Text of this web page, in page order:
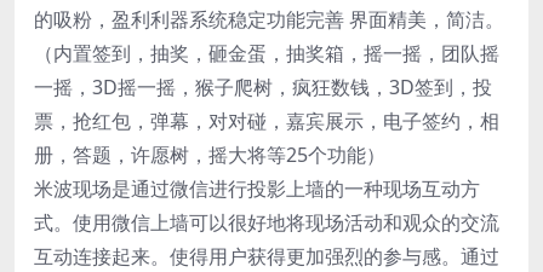
的吸粉，盈利利器系统稳定功能完善 界面精美，简洁。
（内置签到，抽奖，砸金蛋，抽奖箱，摇一摇，团队摇
一摇，3D摇一摇，猴子爬树，疯狂数钱，3D签到，投
票，抢红包，弹幕，对对碰，嘉宾展示，电子签约，相
册，答题，许愿树，摇大将等25个功能）
米波现场是通过微信进行投影上墙的一种现场互动方
式。使用微信上墙可以很好地将现场活动和观众的交流
互动连接起来。使得用户获得更加强烈的参与感。通过